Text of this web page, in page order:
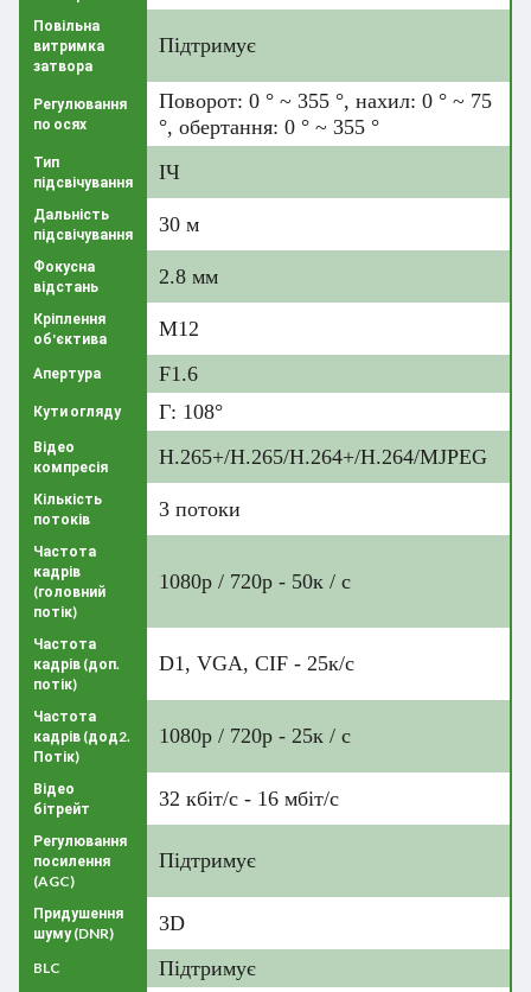
Повільна
витримка
затвора
Підтримує
Регулювання
по осях
Поворот: 0 ° ~ 355 °, нахил: 0 ° ~ 75
°, обертання: 0 ° ~ 355 °
Тип
підсвічування
ІЧ
Дальність
підсвічування
30 м
Фокусна
відстань
2.8 мм
Кріплення
об'єктива
M12
Апертура F1.6
Кути огляду Г: 108°
Відео
компресія
H.265+/H.265/H.264+/H.264/MJPEG
Кількість
потоків
3 потоки
Частота
кадрів
(головний
потік)
1080р / 720р - 50к / с
Частота
кадрів (доп.
потік)
D1, VGA, CIF - 25к/c
Частота
кадрів (дод2.
Потік)
1080р / 720р - 25к / с
Відео
бітрейт
32 кбіт/с - 16 мбіт/с
Регулювання
посилення
(AGC)
Підтримує
Придушення
шуму (DNR)
3D
BLC Підтримує